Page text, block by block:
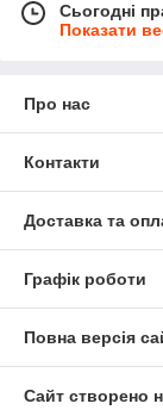
Сьогодні
Показати
Про нас
Контакти
Доставка та
Графік роботи
Повна версія
Сайт створено